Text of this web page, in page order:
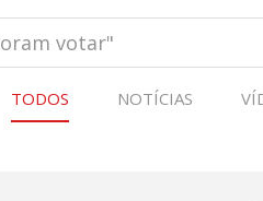
TODOS NOTÍCIAS